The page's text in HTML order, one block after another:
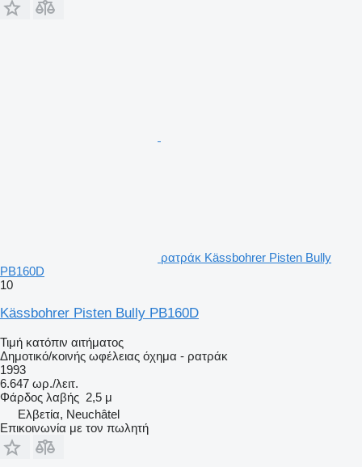
ρατράκ Kässbohrer Pisten Bully
PB160D
10
Kässbohrer Pisten Bully PB160D
Τιμή κατόπιν αιτήματος
Δημοτικό/κοινής ωφέλειας όχημα - ρατράκ
1993
6.647 ωρ./λειτ.
Φάρδος λαβής 2,5 μ
Ελβετία, Neuchâtel
Επικοινωνία με τον πωλητή